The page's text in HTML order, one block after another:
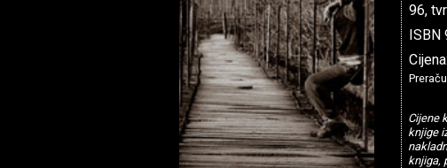
96,
ISBN
Cijene
knjige
knjiga,